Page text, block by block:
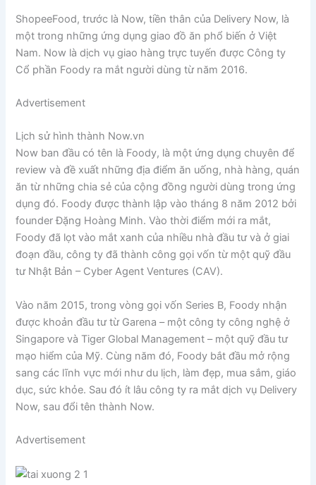
ShopeeFood, trước là Now, tiền thân của Delivery Now, là
một trong những ứng dụng giao đồ ăn phổ biến ở Việt
Nam. Now là dịch vụ giao hàng trực tuyến được Công ty
Cổ phần Foody ra mắt người dùng từ năm 2016.
Advertisement
Lịch sử hình thành Now.vn
Now ban đầu có tên là Foody, là một ứng dụng chuyên để
review và đề xuất những địa điểm ăn uống, nhà hàng, quán
ăn từ những chia sẻ của cộng đồng người dùng trong ứng
dụng đó. Foody được thành lập vào tháng 8 năm 2012 bởi
founder Đặng Hoàng Minh. Vào thời điểm mới ra mắt,
Foody đã lọt vào mắt xanh của nhiều nhà đầu tư và ở giai
đoạn đầu, công ty đã thành công gọi vốn từ một quỹ đầu
tư Nhật Bản – Cyber Agent Ventures (CAV).
Vào năm 2015, trong vòng gọi vốn Series B, Foody nhận
được khoản đầu tư từ Garena – một công ty công nghệ ở
Singapore và Tiger Global Management – một quỹ đầu tư
mạo hiểm của Mỹ. Cùng năm đó, Foody bắt đầu mở rộng
sang các lĩnh vực mới như du lịch, làm đẹp, mua sắm, giáo
dục, sức khỏe. Sau đó ít lâu công ty ra mắt dịch vụ Delivery
Now, sau đổi tên thành Now.
Advertisement